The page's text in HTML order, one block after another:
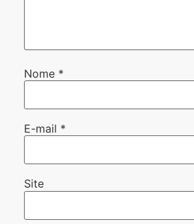
Nome *
E-mail *
Site